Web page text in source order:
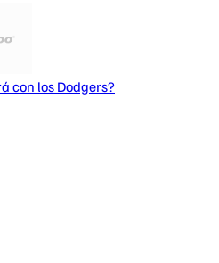
con los Dodgers?